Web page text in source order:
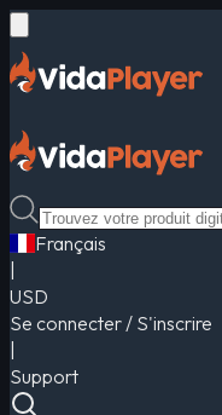
Français
USD
Se connecter / S'inscrire
Support